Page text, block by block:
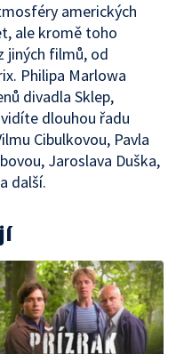
amerických
ale kromě toho
jiných filmů, od
Philipa Marlowa
divadla Sklep,
dlouhou řadu
Cibulkovou, Pavla
Jaroslava Duška,
další.